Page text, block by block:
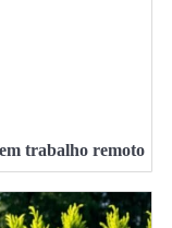
trabalho remoto